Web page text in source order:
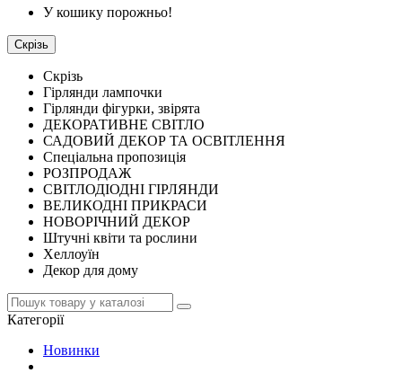
У кошику порожньо!
Скрізь
Скрізь
Гірлянди лампочки
Гірлянди фігурки, звірята
ДЕКОРАТИВНЕ СВІТЛО
САДОВИЙ ДЕКОР ТА ОСВІТЛЕННЯ
Спеціальна пропозиція
РОЗПРОДАЖ
СВІТЛОДІОДНІ ГІРЛЯНДИ
ВЕЛИКОДНІ ПРИКРАСИ
НОВОРІЧНИЙ ДЕКОР
Штучні квіти та рослини
Хеллоуїн
Декор для дому
Категорії
Новинки